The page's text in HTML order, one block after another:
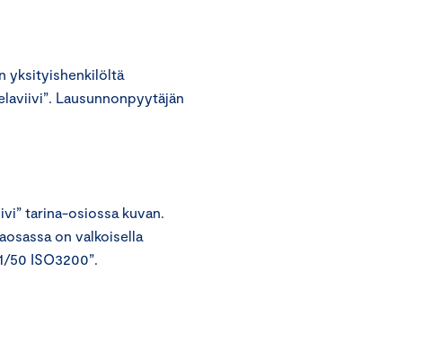
yksityishenkilöltä
Lausunnonpyytäjän
tarina-osiossa kuvan.
on valkoisella
50 ISO3200”.